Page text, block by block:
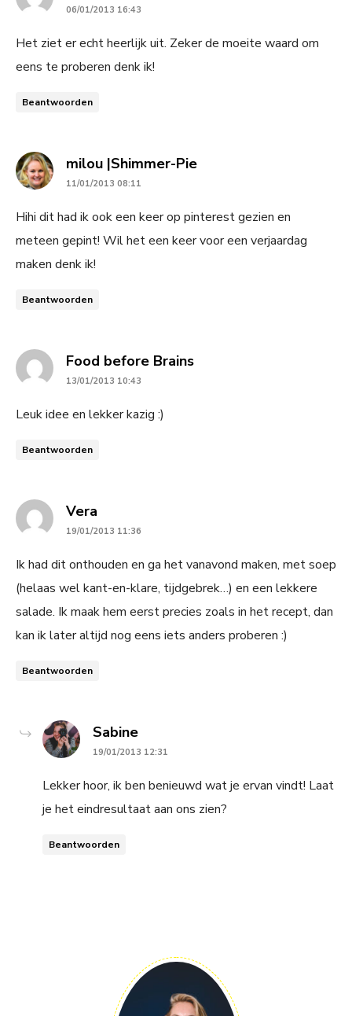
06/01/2013 16:43
Het ziet er echt heerlijk uit. Zeker de moeite waard om
eens te proberen denk ik!
Beantwoorden
milou |Shimmer-Piesays:
11/01/2013 08:11
Hihi dit had ik ook een keer op pinterest gezien en
meteen gepint! Wil het een keer voor een verjaardag
maken denk ik!
Beantwoorden
Food before Brainssays:
13/01/2013 10:43
Leuk idee en lekker kazig :)
Beantwoorden
Vera
19/01/2013 11:36
Ik had dit onthouden en ga het vanavond maken, met soep
(helaas wel kant-en-klare, tijdgebrek…) en een lekkere
salade. Ik maak hem eerst precies zoals in het recept, dan
kan ik later altijd nog eens iets anders proberen :)
Beantwoorden
Sabinesays:
19/01/2013 12:31
Lekker hoor, ik ben benieuwd wat je ervan vindt! Laat
je het eindresultaat aan ons zien?
Beantwoorden